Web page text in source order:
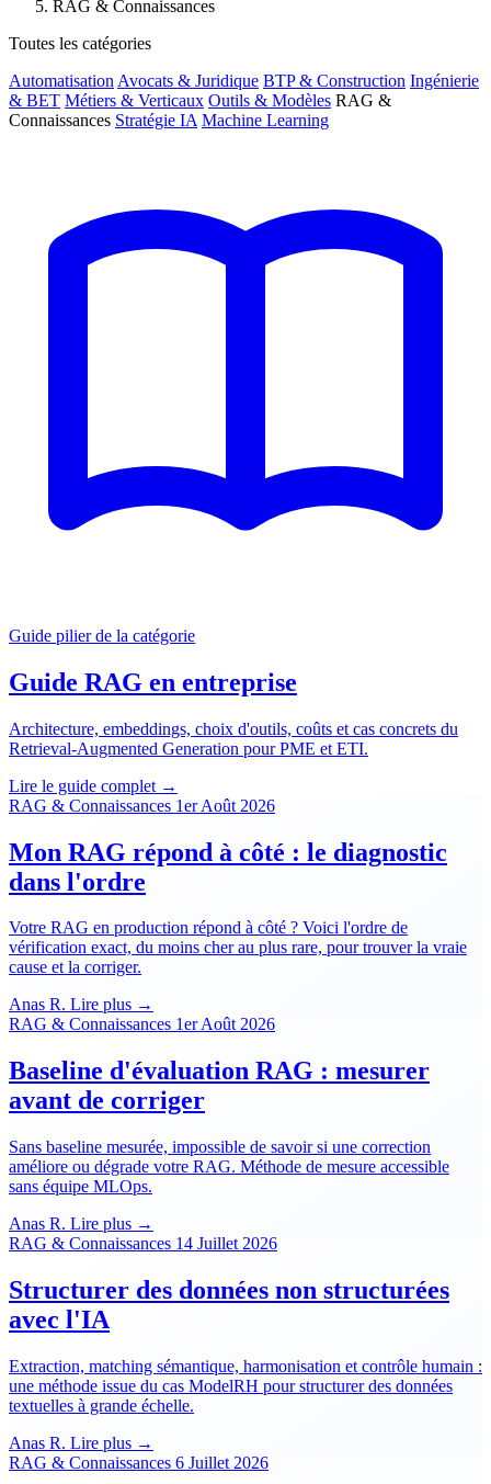
RAG & Connaissances
Toutes les catégories
Automatisation Avocats & Juridique BTP & Construction Ingénierie
& BET Métiers & Verticaux Outils & Modèles RAG &
Connaissances Stratégie IA Machine Learning
Guide pilier de la catégorie
Guide RAG en entreprise
Architecture, embeddings, choix d'outils, coûts et cas concrets du
Retrieval-Augmented Generation pour PME et ETI.
Lire le guide complet →
RAG & Connaissances 1er Août 2026
Mon RAG répond à côté : le diagnostic
dans l'ordre
Votre RAG en production répond à côté ? Voici l'ordre de
vérification exact, du moins cher au plus rare, pour trouver la vraie
cause et la corriger.
Anas R. Lire plus →
RAG & Connaissances 1er Août 2026
Baseline d'évaluation RAG : mesurer
avant de corriger
Sans baseline mesurée, impossible de savoir si une correction
améliore ou dégrade votre RAG. Méthode de mesure accessible
sans équipe MLOps.
Anas R. Lire plus →
RAG & Connaissances 14 Juillet 2026
Structurer des données non structurées
avec l'IA
Extraction, matching sémantique, harmonisation et contrôle humain :
une méthode issue du cas ModelRH pour structurer des données
textuelles à grande échelle.
Anas R. Lire plus →
RAG & Connaissances 6 Juillet 2026